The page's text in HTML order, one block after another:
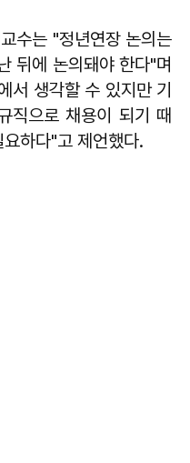
수는 "정년연장 논의는
뒤에 논의돼야 한다"며
서 생각할 수 있지만 기
직으로 채용이 되기 때
하다"고 제언했다.